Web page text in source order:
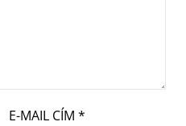
E-MAIL CÍM *